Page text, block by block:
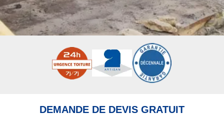
DEMANDE DE DEVIS GRATUIT